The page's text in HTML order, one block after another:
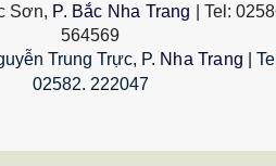
Sơn, P. Bắc Nha Trang | Tel:
564569
Trung Trực, P. Nha Trang |
02582. 222047